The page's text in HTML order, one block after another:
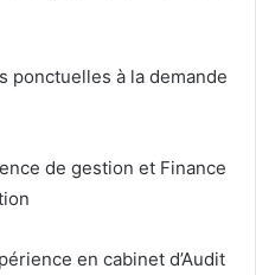
ponctuelles à la demande
de gestion et Finance
en cabinet d’Audit